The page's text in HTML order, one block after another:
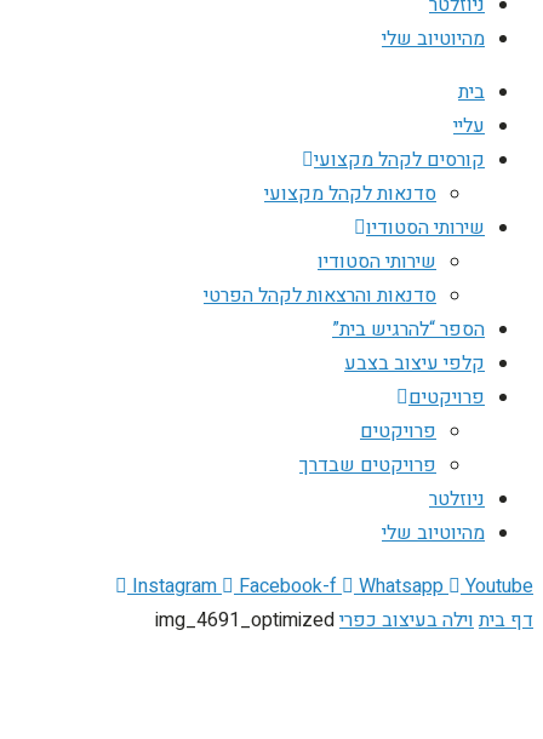
מהיוטיוב שלי
בית
עליי
קורסים לקהל מקצועי
סדנאות לקהל מקצועי
שירותי הסטודיו
שירותי הסטודיו
סדנאות והרצאות לקהל הפרטי
הספר “להרגיש בית”
קלפי עיצוב בצבע
פרויקטים
פרויקטים
פרויקטים שבדרך
ניוזלטר
מהיוטיוב שלי
Instagram
Facebook-f Whatsapp
Youtube
דף ביתוילה בעיצוב כפריimg_4691_optimized